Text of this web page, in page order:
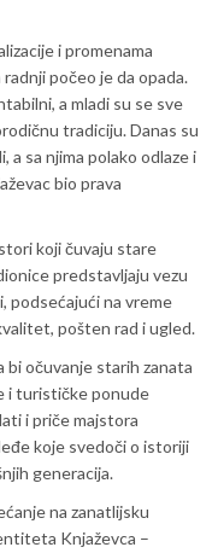
i promenama
počeo je da opada.
a mladi su se sve
tradiciju. Danas su
sa njima polako odlaze i
bio prava
koji čuvaju stare
predstavljaju vezu
podsećajući na vreme
pošten rad i ugled.
bi očuvanje starih zanata
i turističke ponude
i priče majstora
koje svedoči o istoriji
generacija.
na zanatlijsku
Knjaževca –